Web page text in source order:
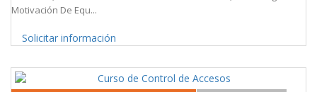
Motivación De Equ...
Solicitar información